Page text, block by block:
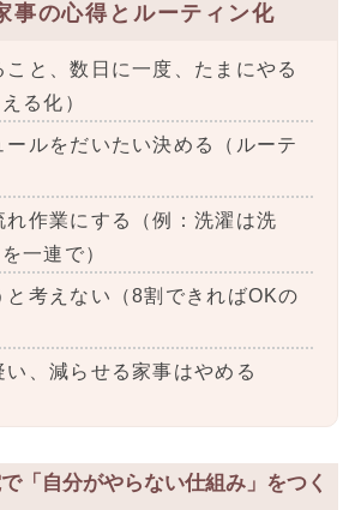
事の心得とルーティン化
と、数日に一度、たまにやる
る化）
ールをだいたい決める（ルーテ
れ作業にする（例：洗濯は洗
一連で）
と考えない（8割できればOKの
い、減らせる家事はやめる
「自分がやらない仕組み」をつく